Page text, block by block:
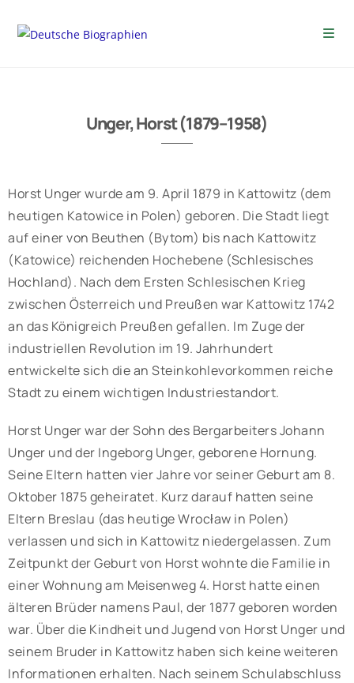
Unger, Horst (1879–1958)
Horst Unger wurde am 9. April 1879 in Kattowitz (dem
heutigen Katowice in Polen) geboren. Die Stadt liegt
auf einer von Beuthen (Bytom) bis nach Kattowitz
(Katowice) reichenden Hochebene (Schlesisches
Hochland). Nach dem Ersten Schlesischen Krieg
zwischen Österreich und Preußen war Kattowitz 1742
an das Königreich Preußen gefallen. Im Zuge der
industriellen Revolution im 19. Jahrhundert
entwickelte sich die an Steinkohlevorkommen reiche
Stadt zu einem wichtigen Industriestandort.
Horst Unger war der Sohn des Bergarbeiters Johann
Unger und der Ingeborg Unger, geborene Hornung.
Seine Eltern hatten vier Jahre vor seiner Geburt am 8.
Oktober 1875 geheiratet. Kurz darauf hatten seine
Eltern Breslau (das heutige Wrocław in Polen)
verlassen und sich in Kattowitz niedergelassen. Zum
Zeitpunkt der Geburt von Horst wohnte die Familie in
einer Wohnung am Meisenweg 4. Horst hatte einen
älteren Brüder namens Paul, der 1877 geboren worden
war. Über die Kindheit und Jugend von Horst Unger und
seinem Bruder in Kattowitz haben sich keine weiteren
Informationen erhalten. Nach seinem Schulabschluss